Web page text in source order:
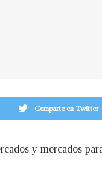
Comparte en Twitter
y mercados